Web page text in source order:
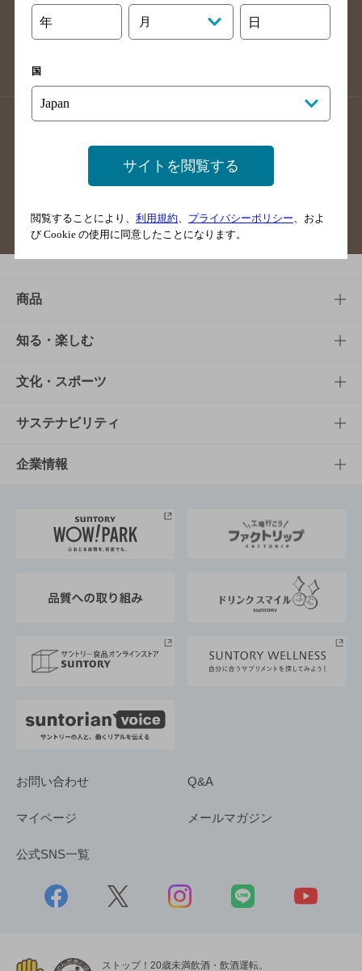
大分県のバー検索
熊本県のバー検索
宮崎県のバー検索
鹿児島県のバー検索
店舗登録方法のご案内
店舗情報更新方法のご案内
サイトマップ ご意見・ご感想 利用規約
商品
商品TOP
商品一覧
商品発売情報
栄養成分一覧
知る・楽しむ
知る・楽しむTOP
キャンペーン
工場見学
地域情報
文化・スポーツ
文化・スポーツTOP
サントリーホール
サントリーサンバーズ大阪
サステナビリティ
サステナビリティTOP
サントリーが考えるサステナビリティ経営
企業情報
企業概要
採用情報
お問い合わせ Q&A
マイページ メールマガジン
公式SNS一覧
ストップ！20歳未満飲酒・飲酒運転。
年 月 日
国
サイトを閲覧する
閲覧することにより、 利用規約、 プライバシーポリシー、およ
び Cookie の使用に同意したことになります。